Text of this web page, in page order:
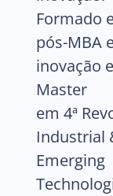
Formado
pós-MBA
inovação e
Master
em 4ª
Industrial
Emerging